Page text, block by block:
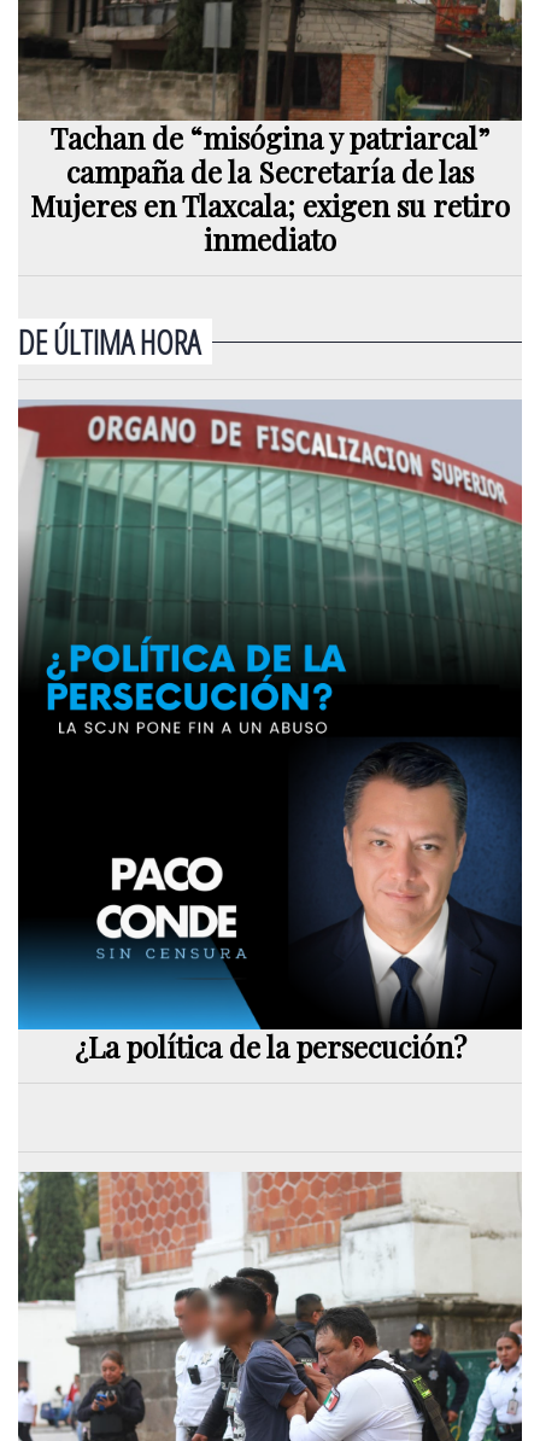
Tachan de “misógina y patriarcal”
campaña de la Secretaría de las
Mujeres en Tlaxcala; exigen su retiro
inmediato
DE ÚLTIMA HORA
¿La política de la persecución?